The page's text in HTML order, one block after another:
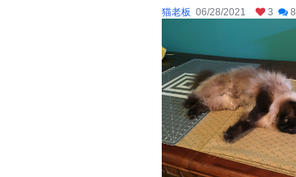
猫老板 06/28/2021 3 8